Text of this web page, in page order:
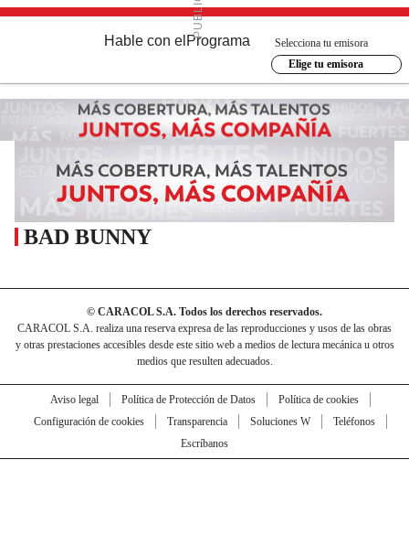
Hable con el Programa
Selecciona tu emisora
Elige tu emisora
BAD BUNNY
© CARACOL S.A. Todos los derechos reservados.
CARACOL S.A. realiza una reserva expresa de las reproducciones y usos de las obras
y otras prestaciones accesibles desde este sitio web a medios de lectura mecánica u otros
medios que resulten adecuados.
Aviso legal Política de Protección de Datos
Política de cookies
Configuración de cookies
Transparencia Soluciones W
Teléfonos
Escríbanos